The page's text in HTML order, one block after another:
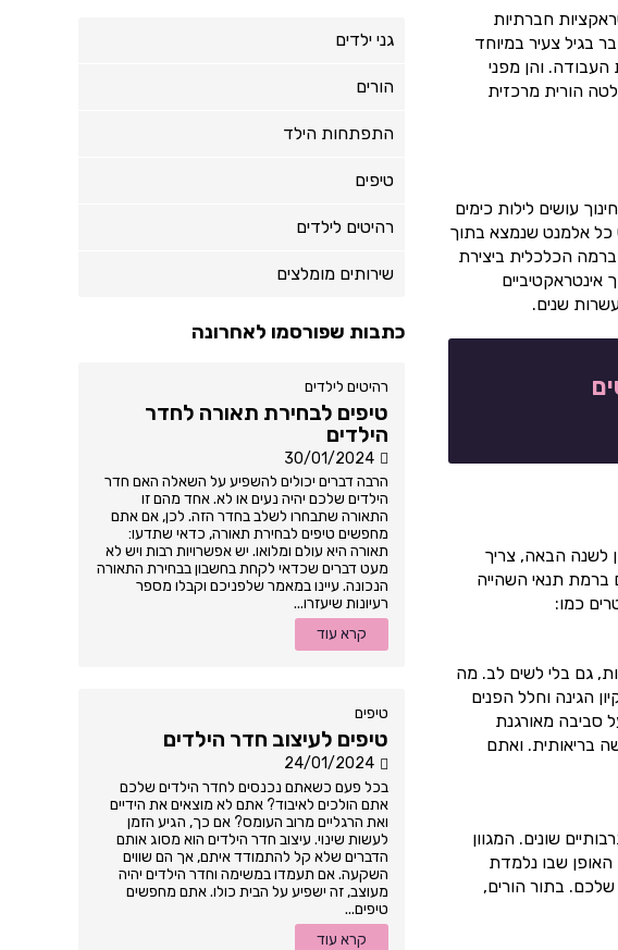
חברתיות
בגיל צעיר במיוחד
העבודה. והן מפני
הורית מרכזית
עושים לילות כימים
כל אלמנט שנמצא בתוך
ברמה הכלכלית ביצירת
שנים.
לשנה הבאה, צריך
ברמת תנאי השהייה
כמו:
גם בלי לשים לב. מה
הגינה וחלל הפנים
סביבה מאורגנת
בריאותית. ואתם
שונים. המגוון
האופן שבו נלמדת
בתור הורים,
גני ילדים
הורים
התפתחות הילד
טיפים
רהיטים לילדים
שירותים מומלצים
כתבות שפורסמו לאחרונה
רהיטים לילדים
טיפים לבחירת תאורה לחדר
הילדים
30/01/2024
הרבה דברים יכולים להשפיע על השאלה האם חדר
הילדים שלכם יהיה נעים או לא. אחד מהם זו
התאורה שתבחרו לשלב בחדר הזה. לכן, אם אתם
מחפשים טיפים לבחירת תאורה, כדאי שתדעו:
תאורה היא עולם ומלואו. יש אפשרויות רבות ויש לא
מעט דברים שכדאי לקחת בחשבון בבחירת התאורה
הנכונה. עיינו במאמר שלפניכם וקבלו מספר
רעיונות שיעזרו...
קרא עוד
טיפים
טיפים לעיצוב חדר הילדים
24/01/2024
בכל פעם כשאתם נכנסים לחדר הילדים שלכם
אתם הולכים לאיבוד? אתם לא מוצאים את הידיים
ואת הרגליים מרוב העומס? אם כך, הגיע הזמן
לעשות שינוי. עיצוב חדר הילדים הוא מסוג אותם
הדברים שלא קל להתמודד איתם, אך הם שווים
השקעה. אם תעמדו במשימה וחדר הילדים יהיה
מעוצב, זה ישפיע על הבית כולו. אתם מחפשים
טיפים...
קרא עוד